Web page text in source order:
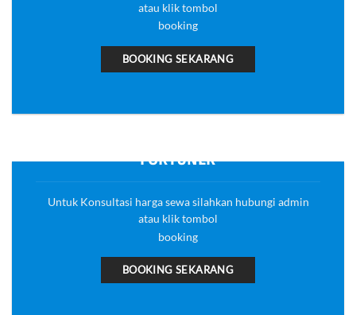
atau klik tombol
booking
BOOKING SEKARANG
FORTUNER
Untuk Konsultasi harga sewa silahkan hubungi admin
atau klik tombol
booking
BOOKING SEKARANG